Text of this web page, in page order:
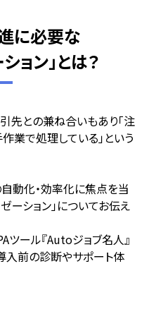
に必要な
ョン」とは？
先との兼ね合いもあり「注
業で処理している」という
動化・効率化に焦点を当
ーション」についてお伝え
ツール『Autoジョブ名人』
入前の診断やサポート体